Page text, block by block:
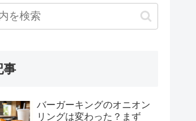
事
バーガーキングのオニオン
リングは変わった？まず